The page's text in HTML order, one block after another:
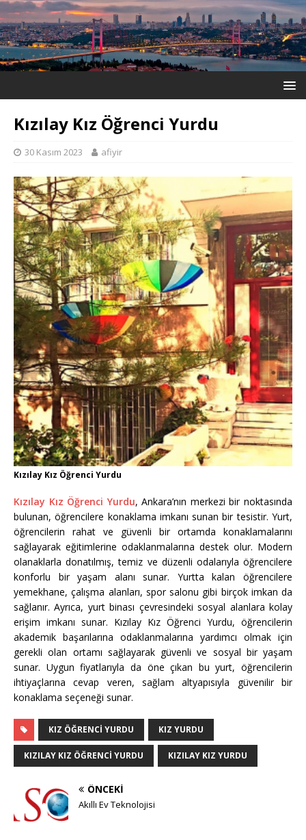
Kızılay Kız Öğrenci Yurdu
30 Kasım 2023 afiyir
Kızılay Kız Öğrenci Yurdu
Kızılay Kız Öğrenci Yurdu, Ankara’nın merkezi bir noktasında
bulunan, öğrencilere konaklama imkanı sunan bir tesistir. Yurt,
öğrencilerin rahat ve güvenli bir ortamda konaklamalarını
sağlayarak eğitimlerine odaklanmalarına destek olur. Modern
olanaklarla donatılmış, temiz ve düzenli odalarıyla öğrencilere
konforlu bir yaşam alanı sunar. Yurtta kalan öğrencilere
yemekhane, çalışma alanları, spor salonu gibi birçok imkan da
sağlanır. Ayrıca, yurt binası çevresindeki sosyal alanlara kolay
erişim imkanı sunar. Kızılay Kız Öğrenci Yurdu, öğrencilerin
akademik başarılarına odaklanmalarına yardımcı olmak için
gerekli olan ortamı sağlayarak güvenli ve sosyal bir yaşam
sunar. Uygun fiyatlarıyla da öne çıkan bu yurt, öğrencilerin
ihtiyaçlarına cevap veren, sağlam altyapısıyla güvenilir bir
konaklama seçeneği sunar.
KIZ ÖĞRENCI YURDU KIZ YURDU
KIZILAY KIZ ÖĞRENCI YURDU KIZILAY KIZ YURDU
ÖNCEKI
Akıllı Ev Teknolojisi